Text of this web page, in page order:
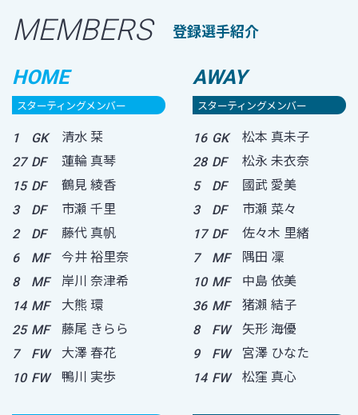
MEMBERS 登録選手紹介
HOME
スターティングメンバー
1 GK 清水 栞
27 DF 蓮輪 真琴
15 DF 鶴見 綾香
3 DF 市瀬 千里
2 DF 藤代 真帆
6 MF 今井 裕里奈
8 MF 岸川 奈津希
14 MF 大熊 環
25 MF 藤尾 きらら
7 FW 大澤 春花
10 FW 鴨川 実歩
AWAY
スターティングメンバー
16 GK 松本 真未子
28 DF 松永 未衣奈
5 DF 國武 愛美
3 DF 市瀬 菜々
17 DF 佐々木 里緒
7 MF 隅田 凜
10 MF 中島 依美
36 MF 猪瀨 結子
8 FW 矢形 海優
9 FW 宮澤 ひなた
14 FW 松窪 真心